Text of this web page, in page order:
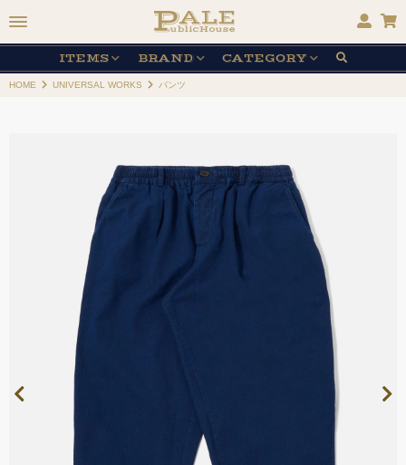
ITEMS BRAND CATEGORY
HOME UNIVERSAL WORKS パンツ